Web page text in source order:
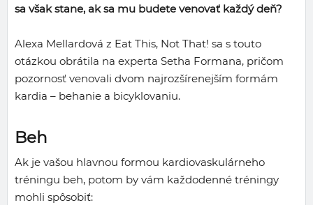
sa však stane, ak sa mu budete venovať každý deň?
Alexa Mellardová z Eat This, Not That! sa s touto
otázkou obrátila na experta Setha Formana, pričom
pozornosť venovali dvom najrozšírenejším formám
kardia – behanie a bicyklovaniu.
Beh
Ak je vašou hlavnou formou kardiovaskulárneho
tréningu beh, potom by vám každodenné tréningy
mohli spôsobiť: